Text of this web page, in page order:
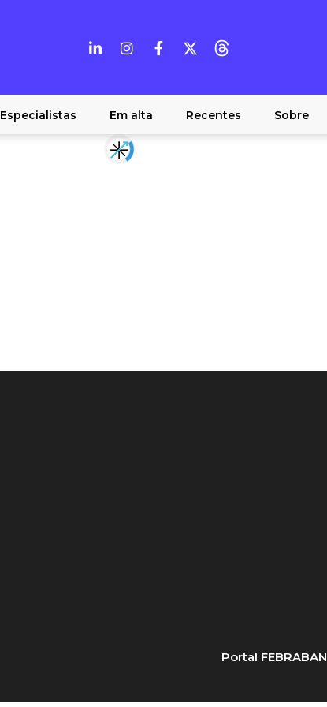
Especialistas Em alta Recentes Sobre
Portal FEBRABAN